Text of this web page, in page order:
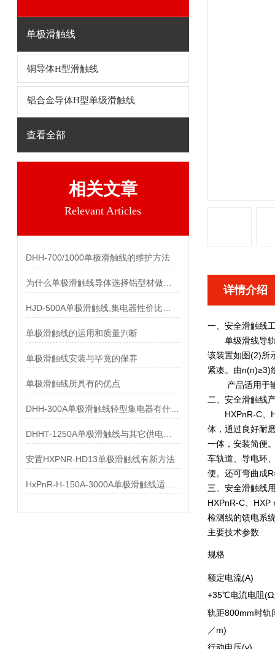
单极滑触线
铜导体H型滑触线
铝合金导体H型单级滑触线
查看全部
相关文章
Relevant Articles
DHH-700/1000单极滑触线的维护方法
单极滑触线的运用和质量判断
单极滑触线安装与毕竟的保养
单极滑触线所具有的优点
安置HXPNR-HD13单极滑触线有新方法
详情介绍
一、 安全滑触线
单级滑线导轨
该装置如图(2)所
紧凑。由n(n)≥3)
产品适用于输
二、 安全滑触线
HXPnR-C、
体，通过良好耐
一体，安装简便
车轨道、导电环
便。还可弯曲成
三、 安全滑触线
HXPnR-C、HXP
检测线的馈电系
主要技术参数
规格
额定电流(A)
+35℃电流电阻(Ω
轨距800mm时轨
／m)